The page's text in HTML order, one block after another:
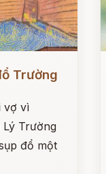
Trường
vợ vì
Lý Trường
đổ một